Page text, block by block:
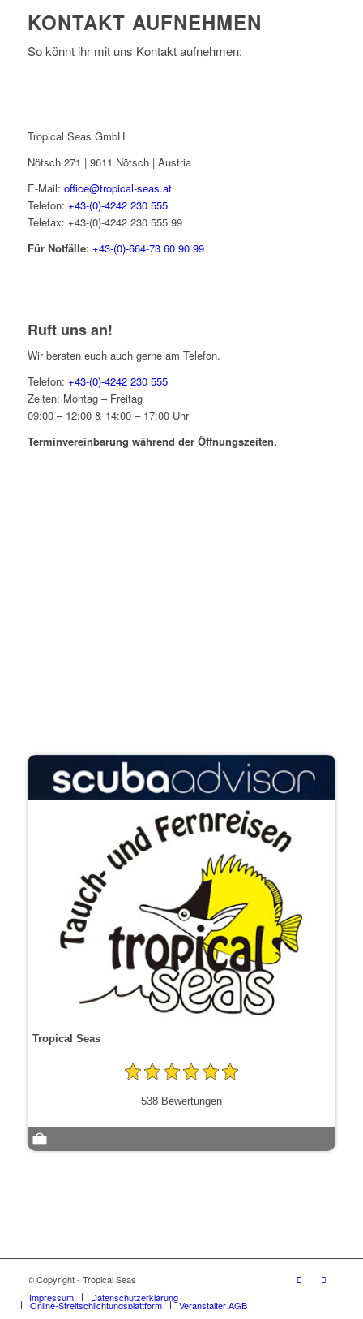
KONTAKT AUFNEHMEN
So könnt ihr mit uns Kontakt aufnehmen:
Tropical Seas GmbH
Nötsch 271 | 9611 Nötsch | Austria
E-Mail: office@tropical-seas.at
Telefon: +43-(0)-4242 230 555
Telefax: +43-(0)-4242 230 555 99
Für Notfälle: +43-(0)-664-73 60 90 99
Ruft uns an!
Wir beraten euch auch gerne am Telefon.
Telefon: +43-(0)-4242 230 555
Zeiten: Montag – Freitag
09:00 – 12:00 & 14:00 – 17:00 Uhr
Terminvereinbarung während der Öffnungszeiten.
Tropical Seas
538 Bewertungen
© Copyright - Tropical Seas
Impressum
Datenschutzerklärung
Online-Streitschlichtungsplattform Veranstalter AGB